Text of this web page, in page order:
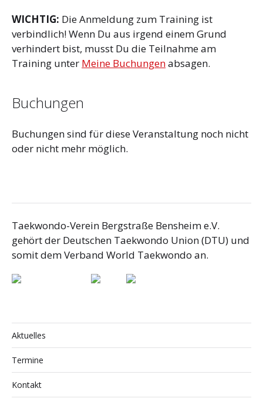
WICHTIG: Die Anmeldung zum Training ist
verbindlich! Wenn Du aus irgend einem Grund
verhindert bist, musst Du die Teilnahme am
Training unter Meine Buchungenabsagen.
Buchungen
Buchungen sind für diese Veranstaltung noch nicht
oder nicht mehr möglich.
Taekwondo-Verein Bergstraße Bensheim e.V.
gehört der Deutschen Taekwondo Union (DTU) und
somit dem Verband World Taekwondo an.
Aktuelles
Termine
Kontakt